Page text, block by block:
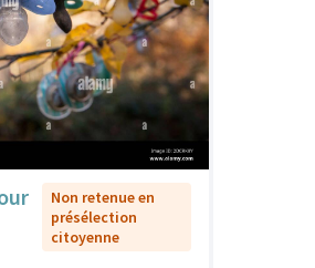
Non retenue en
présélection
citoyenne